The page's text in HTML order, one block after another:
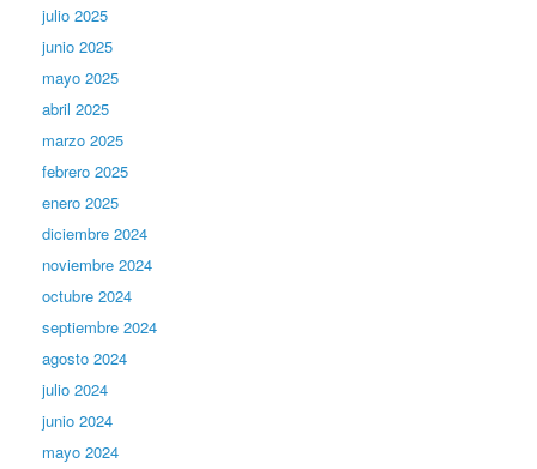
julio 2025
junio 2025
mayo 2025
abril 2025
marzo 2025
febrero 2025
enero 2025
diciembre 2024
noviembre 2024
octubre 2024
septiembre 2024
agosto 2024
julio 2024
junio 2024
mayo 2024